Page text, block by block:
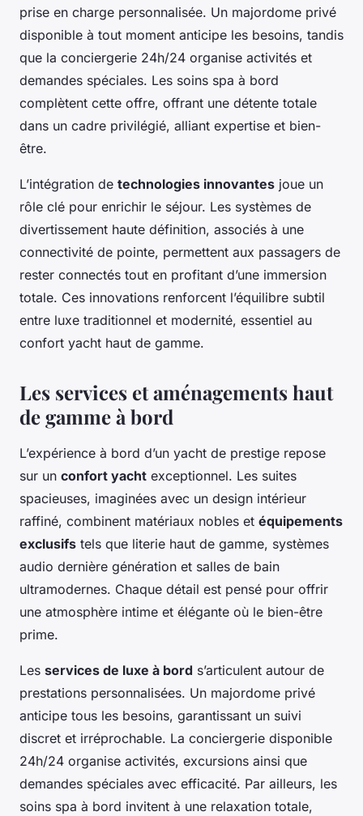
prise en charge personnalisée. Un majordome privé
disponible à tout moment anticipe les besoins, tandis
que la conciergerie 24h/24 organise activités et
demandes spéciales. Les soins spa à bord
complètent cette offre, offrant une détente totale
dans un cadre privilégié, alliant expertise et bien-
être.
L’intégration de technologies innovantes joue un
rôle clé pour enrichir le séjour. Les systèmes de
divertissement haute définition, associés à une
connectivité de pointe, permettent aux passagers de
rester connectés tout en profitant d’une immersion
totale. Ces innovations renforcent l’équilibre subtil
entre luxe traditionnel et modernité, essentiel au
confort yacht haut de gamme.
Les services et aménagements haut
de gamme à bord
L’expérience à bord d’un yacht de prestige repose
sur un confort yacht exceptionnel. Les suites
spacieuses, imaginées avec un design intérieur
raffiné, combinent matériaux nobles et équipements
exclusifs tels que literie haut de gamme, systèmes
audio dernière génération et salles de bain
ultramodernes. Chaque détail est pensé pour offrir
une atmosphère intime et élégante où le bien-être
prime.
Les services de luxe à bord s’articulent autour de
prestations personnalisées. Un majordome privé
anticipe tous les besoins, garantissant un suivi
discret et irréprochable. La conciergerie disponible
24h/24 organise activités, excursions ainsi que
demandes spéciales avec efficacité. Par ailleurs, les
soins spa à bord invitent à une relaxation totale,